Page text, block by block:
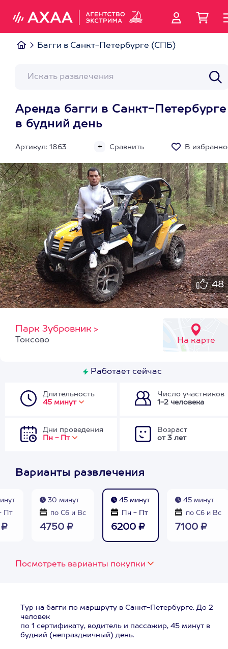
Багги в Санкт-Петербурге (СПБ)
Аренда багги в Санкт-Петербурге
в будний день
Артикул: 1863 Сравнить В
48
Парк Зубровник >
На карте
Токсово
Работает сейчас
Длительность
45 минут
Число участников
1-2 человека
Дни проведения
Пн - Пт
Возраст
от 3 лет
Варианты развлечения
Пт
₽
30 минут
по Сб и Вс
4750 ₽
45 минут
Пн - Пт
6200 ₽
45 минут
по Сб и Вс
7100 ₽
Посмотреть варианты покупки
Тур на багги по маршруту в Санкт-Петербурге. До 2
человек
по 1 сертификату, водитель и пассажир, 45 минут в
будний (непраздничный) день.